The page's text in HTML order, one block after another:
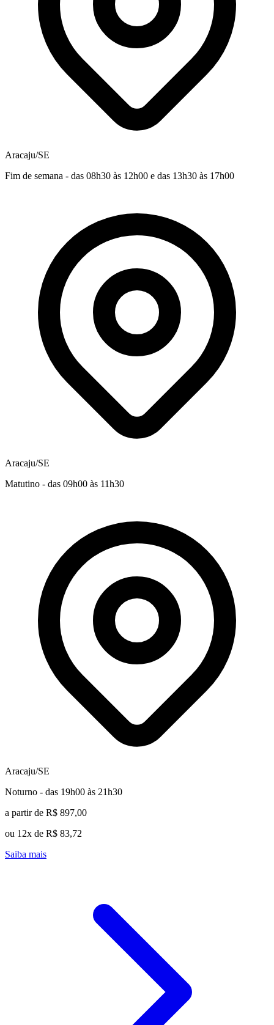
Aracaju/SE
Fim de semana - das 08h30 às 12h00 e das 13h30 às 17h00
Aracaju/SE
Matutino - das 09h00 às 11h30
Aracaju/SE
Noturno - das 19h00 às 21h30
a partir de R$ 897,00
ou 12x de R$ 83,72
Saiba mais